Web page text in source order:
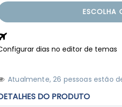
ESCOLHA
dias no editor de temas
Atualmente,26 pessoas estão
DO PRODUTO